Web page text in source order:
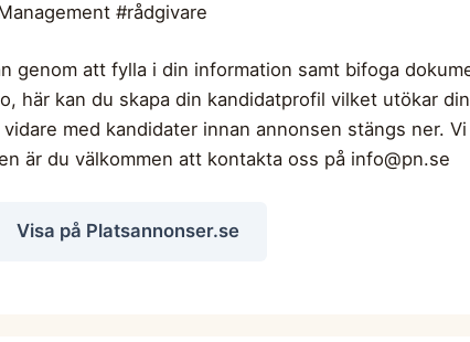
#rådgivare
genom att fylla i din information samt bifoga
här kan du skapa din kandidatprofil vilket utökar
med kandidater innan annonsen stängs ner.
är du välkommen att kontakta oss på info@pn.se
Visa på Platsannonser.se